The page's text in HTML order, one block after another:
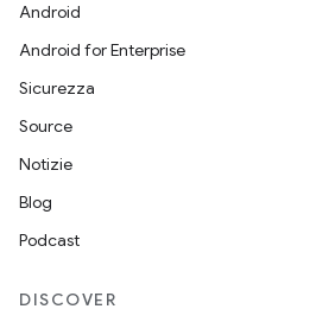
Android
Android for Enterprise
Sicurezza
Source
Notizie
Blog
Podcast
DISCOVER